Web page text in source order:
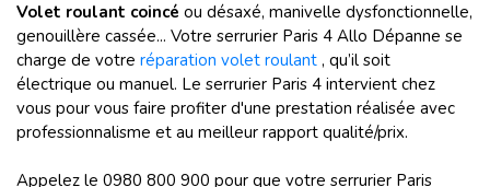
Volet roulant coincé ou désaxé, manivelle dysfonctionnelle,
genouillère cassée... Votre serrurier Paris 4 Allo Dépanne se
charge de votre réparation volet roulant , qu’il soit
électrique ou manuel. Le serrurier Paris 4 intervient chez
vous pour vous faire profiter d'une prestation réalisée avec
professionnalisme et au meilleur rapport qualité/prix.
Appelez le 0980 800 900 pour que votre serrurier Paris